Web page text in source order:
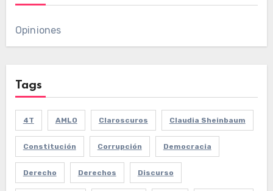
Opiniones
Tags
4T AMLO Claroscuros Claudia Sheinbaum
Constitución Corrupción Democracia
Derecho Derechos Discurso